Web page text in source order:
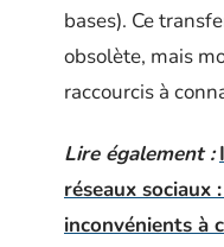
bases). Ce
obsolète, mais
raccourcis à
Lire également :
réseaux sociaux
inconvénients à